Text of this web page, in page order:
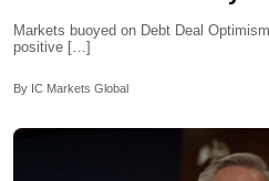
Markets buoyed on Debt Deal
positive […]
By IC Markets Global